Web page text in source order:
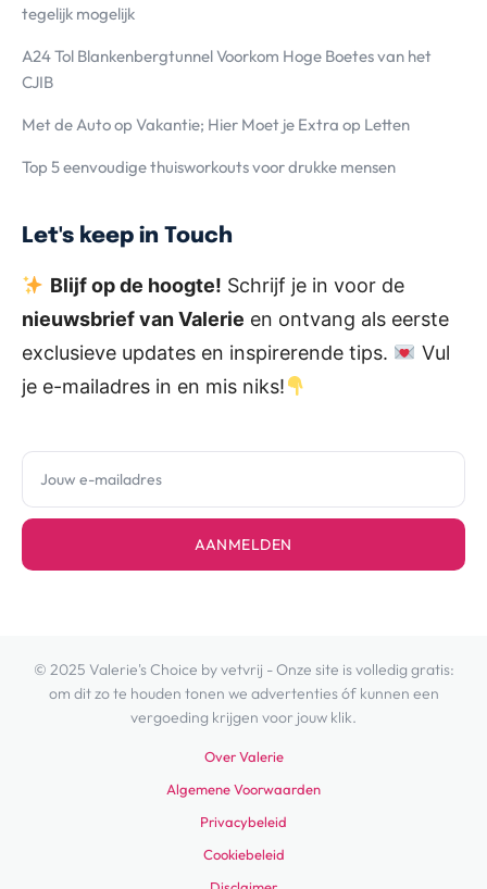
tegelijk mogelijk
A24 Tol Blankenbergtunnel Voorkom Hoge Boetes van het
CJIB
Met de Auto op Vakantie; Hier Moet je Extra op Letten
Top 5 eenvoudige thuisworkouts voor drukke mensen
Let's keep in Touch
Blijf op de hoogte! Schrijf je in voor de
nieuwsbrief van Valerie en ontvang als eerste
exclusieve updates en inspirerende tips.
Vul
je e-mailadres in en mis niks!
AANMELDEN
© 2025 Valerie's Choice by vetvrij - Onze site is volledig gratis:
om dit zo te houden tonen we advertenties óf kunnen een
vergoeding krijgen voor jouw klik.
Over Valerie
Algemene Voorwaarden
Privacybeleid
Cookiebeleid